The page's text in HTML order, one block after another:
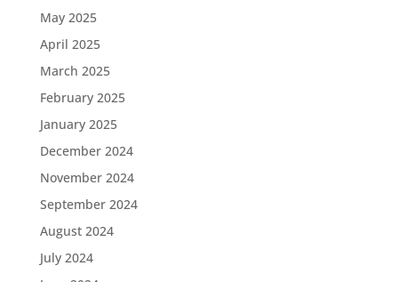
May 2025
April 2025
March 2025
February 2025
January 2025
December 2024
November 2024
September 2024
August 2024
July 2024